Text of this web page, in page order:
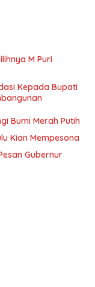
M Puri
Kepada Bupati
Bumi Merah Putih
Kian Mempesona
Gubernur